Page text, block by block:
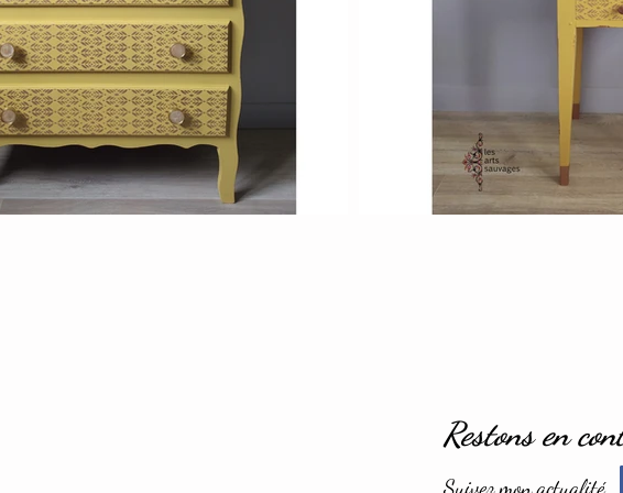
Restons en
Suivez mon actualité